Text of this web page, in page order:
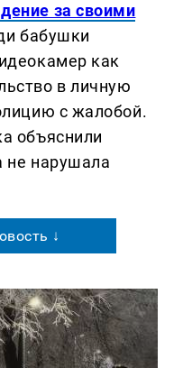
за своими
бабушки
как
в личную
с жалобой.
объяснили
не нарушала
↓